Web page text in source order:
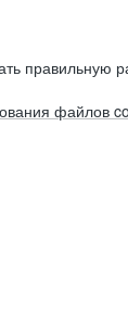
правильную
файлов